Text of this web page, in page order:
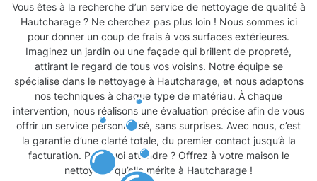
Vous êtes à la recherche d’un service de nettoyage de qualité à
Hautcharage ? Ne cherchez pas plus loin ! Nous sommes ici
pour donner un coup de frais à vos surfaces extérieures.
Imaginez un jardin ou une façade qui brillent de propreté,
attirant le regard de tous vos voisins. Notre équipe se
spécialise dans le nettoyage à Hautcharage, et nous adaptons
nos techniques à chaque type de matériau. À chaque
intervention, nous réalisons une évaluation précise afin de vous
offrir un service personnalisé, sans surprises. Avec nous, c’est
la garantie d’une clarté totale, du premier contact jusqu’à la
facturation. Pourquoi attendre ? Offrez à votre maison le
nettoyage qu’elle mérite à Hautcharage !